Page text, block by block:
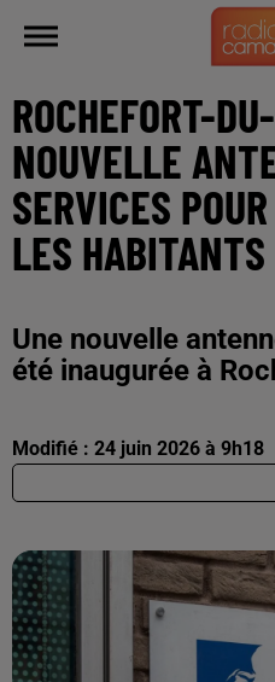
ROCHEFORT-
NOUVELLE
SERVICES
LES HABITANTS
Une nouvelle
été inaugurée à
Modifié : 24 juin 2026 à 9h18